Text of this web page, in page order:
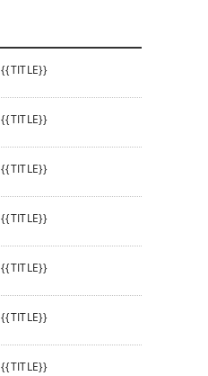
{{TITLE}}
{{TITLE}}
{{TITLE}}
{{TITLE}}
{{TITLE}}
{{TITLE}}
{{TITLE}}